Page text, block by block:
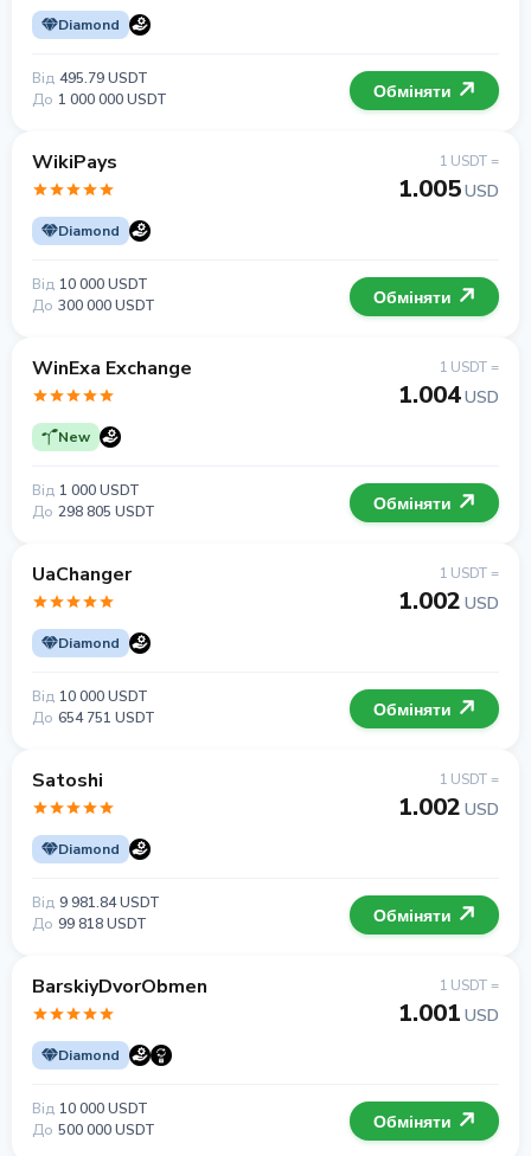
Diamond
Від 495.79 USDT
До 1 000 000 USDT Обміняти
WikiPays
Diamond
1 USDT =
1.005USD
Від 10 000 USDT
До 300 000 USDT Обміняти
WinExa Exchange
New
1 USDT =
1.004USD
Від 1 000 USDT
До 298 805 USDT Обміняти
UaChanger
Diamond
1 USDT =
1.002 USD
Від 10 000 USDT
До 654 751 USDT Обміняти
Satoshi
Diamond
1 USDT =
1.002 USD
Від 9 981.84 USDT
До 99 818 USDT Обміняти
BarskiyDvorObmen
Diamond
1 USDT =
1.001 USD
Від 10 000 USDT
До 500 000 USDT Обміняти